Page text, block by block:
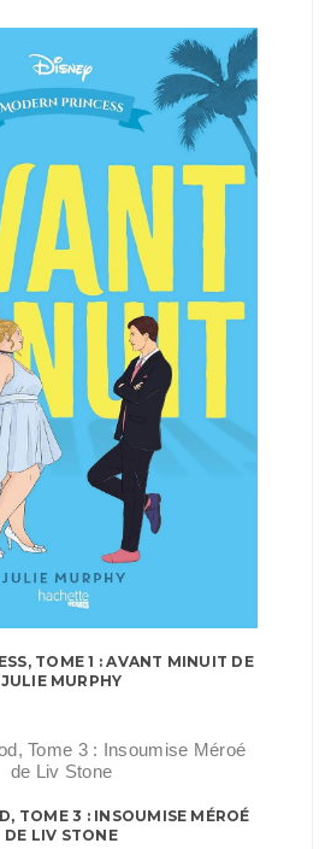
TOME 1 : AVANT MINUIT DE
JULIE MURPHY
TOME 3 : INSOUMISE MÉROÉ
DE LIV STONE